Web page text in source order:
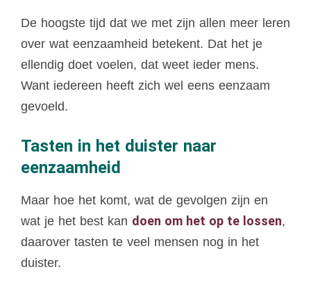
De hoogste tijd dat we met zijn allen meer leren
over wat eenzaamheid betekent. Dat het je
ellendig doet voelen, dat weet ieder mens.
Want iedereen heeft zich wel eens eenzaam
gevoeld.
Tasten in het duister naar
eenzaamheid
Maar hoe het komt, wat de gevolgen zijn en
wat je het best kan doen om het op te lossen,
daarover tasten te veel mensen nog in het
duister.